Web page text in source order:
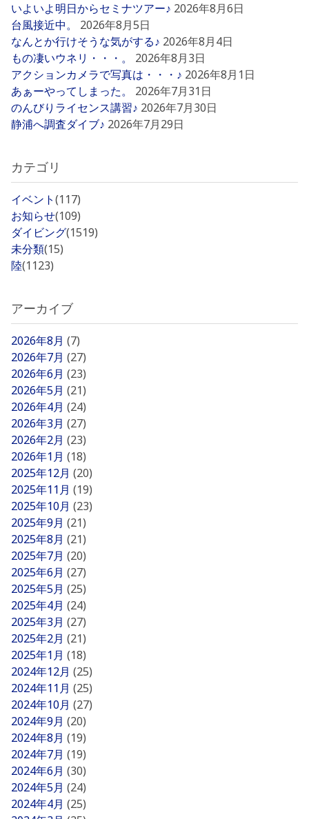
いよいよ明日からセミナツアー♪ 2026年8月6日
台風接近中。
2026年8月5日
なんとか行けそうな気がする♪ 2026年8月4日
もの凄いウネリ・・・。
2026年8月3日
アクションカメラで写真は・・・♪ 2026年8月1日
あぁーやってしまった。
2026年7月31日
のんびりライセンス講習♪ 2026年7月30日
静浦へ調査ダイブ♪ 2026年7月29日
カテゴリ
イベント(117)
お知らせ(109)
ダイビング(1519)
未分類(15)
陸(1123)
アーカイブ
2026年8月 (7)
2026年7月 (27)
2026年6月 (23)
2026年5月 (21)
2026年4月 (24)
2026年3月 (27)
2026年2月 (23)
2026年1月 (18)
2025年12月 (20)
2025年11月 (19)
2025年10月 (23)
2025年9月 (21)
2025年8月 (21)
2025年7月 (20)
2025年6月 (27)
2025年5月 (25)
2025年4月 (24)
2025年3月 (27)
2025年2月 (21)
2025年1月 (18)
2024年12月 (25)
2024年11月 (25)
2024年10月 (27)
2024年9月 (20)
2024年8月 (19)
2024年7月 (19)
2024年6月 (30)
2024年5月 (24)
2024年4月 (25)